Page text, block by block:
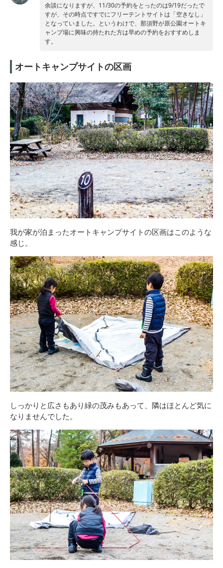
余談になりますが、11/30の予約をとったのは9/19だったで
すが、その時点ですでにフリーテントサイトは「空きなし」
となっていました。というわけで、那須野が原公園オートキ
ャンプ場に興味の持たれた方は早めの予約をおすすめしま
す。
オートキャンプサイトの区画
我が家が泊まったオートキャンプサイトの区画はこのような
感じ。
しっかりと広さもあり緑の茂みもあって、隣はほとんど気に
なりませんでした。